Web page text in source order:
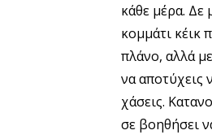
κάθε μέρα. Δε
κομμάτι κέικ
πλάνο, αλλά
να αποτύχεις
χάσεις.
σε βοηθήσει